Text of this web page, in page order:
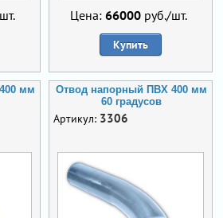
Цена: 66000 руб./шт.
Купить
мм
Отвод напорный ПВХ 400 мм
60 градусов
Артикул: 3306